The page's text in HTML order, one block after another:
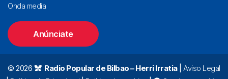
Onda media
Anúnciate
© 2026 Radio Popular de Bilbao – Herri Irratia|Aviso Legal